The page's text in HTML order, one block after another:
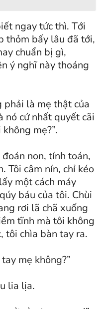
ngay tức thì. Tới
thỏm bấy lâu đã tới,
chuẩn bị gì,
ý nghĩ này thoáng
phải là mẹ thật của
nó cứ nhất quyết cãi
mẹ?”.
non, tính toán,
Tôi câm nín, chỉ kéo
một cách máy
báu của tôi. Chùi
rơi lã chã xuống
tĩnh mà tôi không
tôi chìa bàn tay ra.
mẹ không?”
lia lịa.